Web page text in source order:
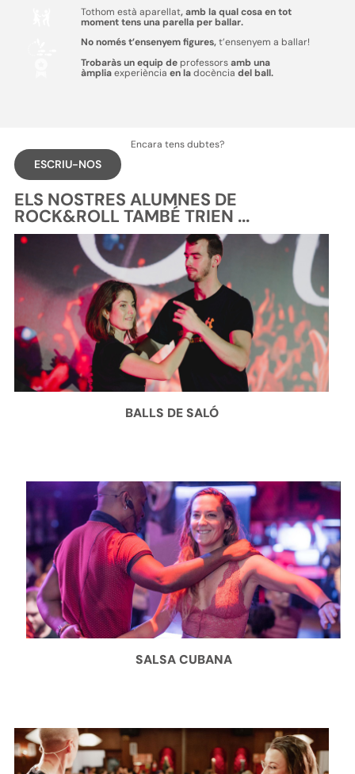
Tothom està aparellat, amb la qual cosa en tot
moment tens una parella per ballar.
No només t’ensenyem figures,t’ensenyem a ballar!
Trobaràs un equip deprofessorsamb una
àmpliaexperiència en ladocència del ball.
Encara tens dubtes?
ESCRIU-NOS
ELS NOSTRES ALUMNES DE
ROCK&ROLL TAMBÉ TRIEN ...
BALLS DE SALÓ
SALSA CUBANA